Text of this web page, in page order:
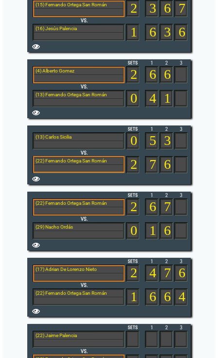
(15) Fernando Ortega San Román
(16) Jesús Palencia
2
1
3 6 7
6 3 6
(4) Alberto Gomez
(13) Fernando Ortega San Román
2
0
6 6
4 1
(13) Carlos Sicilia
(22) Fernando Ortega San Román
0
2
5 3
7 6
(22) Fernando Ortega San Román
(29) Nacho Ordás
2
0
6 7
1
6
(17) Adrian De Lorenzo Nieto
(22) Fernando Ortega San Román
2
1
4 7 6
6 6 4
(22) Jaime Palencia